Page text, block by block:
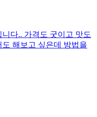
다.. 가격도 굿이고 맛도
해보고 싶은데 방법을